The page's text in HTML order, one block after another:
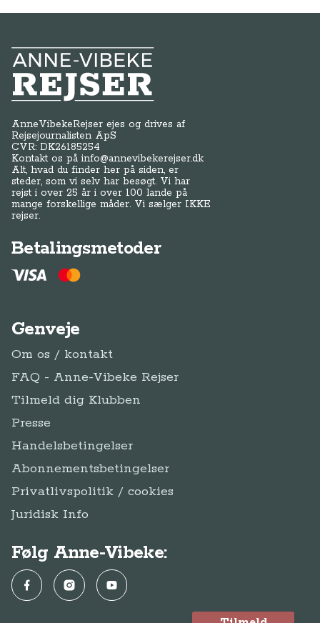
Anne-Vibeke Rejser
AnneVibekeRejser ejes og drives af
Rejsejournalisten ApS
CVR: DK26185254
Kontakt os påinfo@annevibekerejser.dk
Alt, hvad du finder her på siden, er
steder, som vi selv har besøgt. Vi har
rejst i over 25 år i over 100 lande på
mange forskellige måder. Vi sælger IKKE
rejser.
Betalingsmetoder
Genveje
Om os / kontakt
FAQ - Anne-Vibeke Rejser
Tilmeld dig Klubben
Presse
Handelsbetingelser
Abonnementsbetingelser
Privatlivspolitik / cookies
Juridisk Info
Følg Anne-Vibeke:
FacebookInstagramYouTube